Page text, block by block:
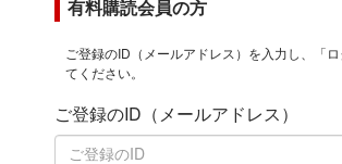
有料購読会員の方
ご登録のID（メールアドレス）を入力し、「
てください。
ご登録のID（メールアドレス）